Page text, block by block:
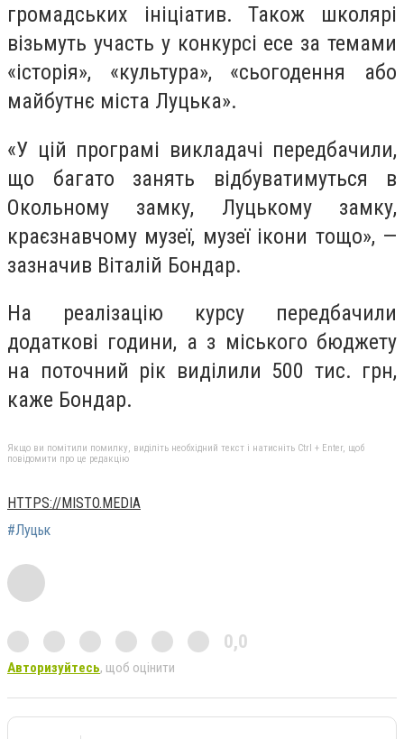
громадських ініціатив. Також школярі
візьмуть участь у конкурсі есе за темами
«історія», «культура», «сьогодення або
майбутнє міста Луцька».
«У цій програмі викладачі передбачили,
що багато занять відбуватимуться в
Окольному замку, Луцькому замку,
краєзнавчому музеї, музеї ікони тощо», —
зазначив Віталій Бондар.
На реалізацію курсу передбачили
додаткові години, а з міського бюджету
на поточний рік виділили 500 тис. грн,
каже Бондар.
Якщо ви помітили помилку, виділіть необхідний текст і натисніть Ctrl + Enter, щоб
повідомити про це редакцію
HTTPS://MISTO.MEDIA
#Луцьк
0,0
Авторизуйтесь, щоб оцінити